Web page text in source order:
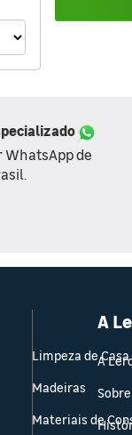
de
Limpeza de Casa
Madeiras
Materiais de
A
A